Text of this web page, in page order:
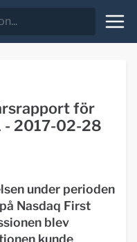
för
- 2017-02-28
under perioden
Nasdaq First
blev
kunde